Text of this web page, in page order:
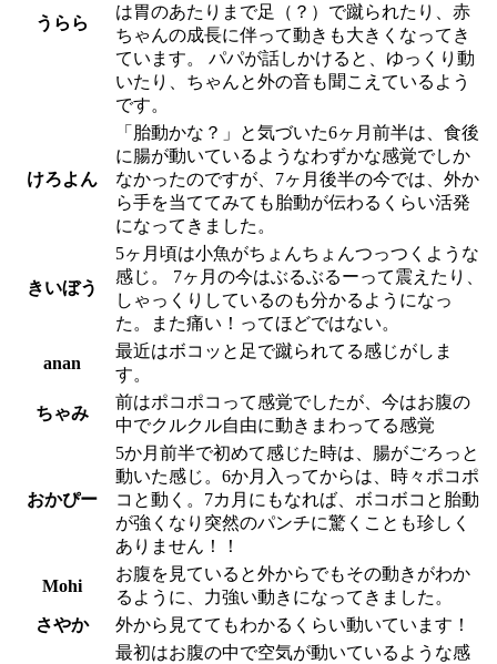
うらら
は胃のあたりまで足（？）で蹴られたり、赤
ちゃんの成長に伴って動きも大きくなってき
ています。 パパが話しかけると、ゆっくり動
いたり、ちゃんと外の音も聞こえているよう
です。
けろよん
「胎動かな？」と気づいた6ヶ月前半は、食後
に腸が動いているようなわずかな感覚でしか
なかったのですが、7ヶ月後半の今では、外か
ら手を当ててみても胎動が伝わるくらい活発
になってきました。
きいぼう
5ヶ月頃は小魚がちょんちょんつっつくような
感じ。 7ヶ月の今はぶるぶるーって震えたり、
しゃっくりしているのも分かるようになっ
た。また痛い！ってほどではない。
anan
最近はボコッと足で蹴られてる感じがしま
す。
ちゃみ
前はポコポコって感覚でしたが、今はお腹の
中でクルクル自由に動きまわってる感覚
おかぴー
5か月前半で初めて感じた時は、腸がごろっと
動いた感じ。6か月入ってからは、時々ポコポ
コと動く。7カ月にもなれば、ボコボコと胎動
が強くなり突然のパンチに驚くことも珍しく
ありません！！
Mohi
お腹を見ていると外からでもその動きがわか
るように、力強い動きになってきました。
さやか
外から見ててもわかるくらい動いています！
最初はお腹の中で空気が動いているような感